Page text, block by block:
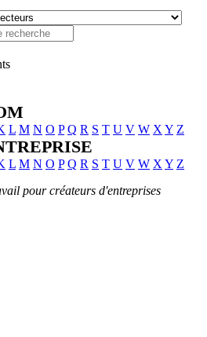
L M N O P Q R S T U V W X Y Z
L M N O P Q R S T U V W X Y Z